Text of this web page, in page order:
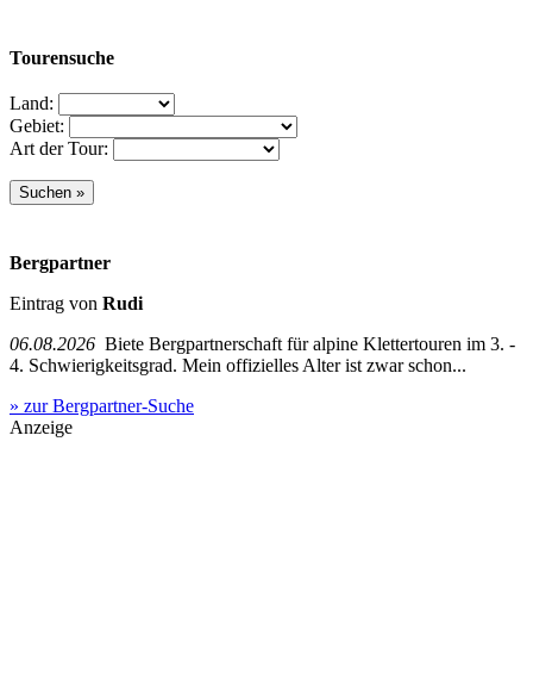
Tourensuche
Land:
Gebiet:
Art der Tour:
Bergpartner
Eintrag von Rudi
06.08.2026 Biete Bergpartnerschaft für alpine Klettertouren im 3. -
4. Schwierigkeitsgrad. Mein offizielles Alter ist zwar schon...
» zur Bergpartner-Suche
Anzeige